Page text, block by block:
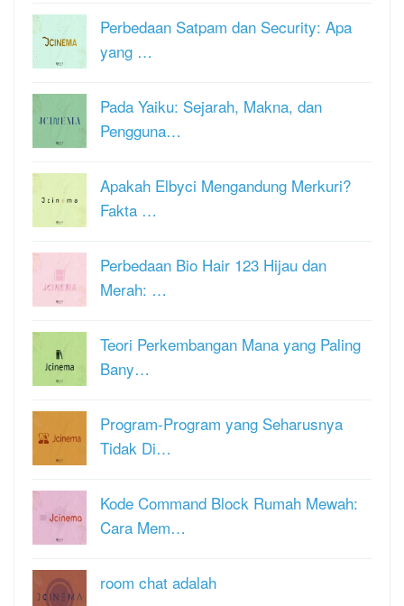
Perbedaan Satpam dan Security: Apa
yang …
Pada Yaiku: Sejarah, Makna, dan
Pengguna…
Apakah Elbyci Mengandung Merkuri?
Fakta …
Perbedaan Bio Hair 123 Hijau dan
Merah: …
Teori Perkembangan Mana yang Paling
Bany…
Program-Program yang Seharusnya
Tidak Di…
Kode Command Block Rumah Mewah:
Cara Mem…
room chat adalah